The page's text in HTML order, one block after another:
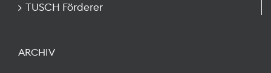
TUSCH Förderer
ARCHIV